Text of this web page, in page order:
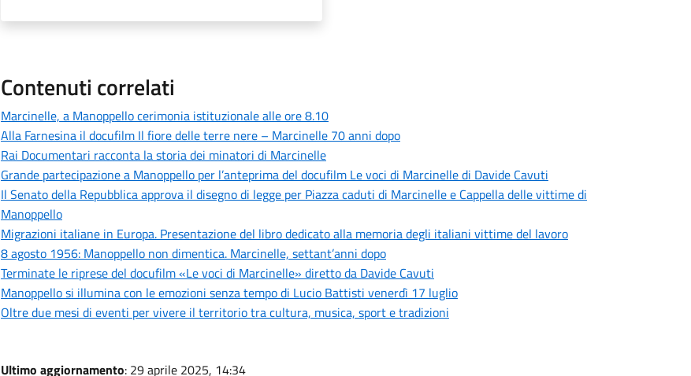
Contenuti correlati
Marcinelle, a Manoppello cerimonia istituzionale alle ore 8.10
Alla Farnesina il docufilm Il fiore delle terre nere – Marcinelle 70 anni dopo
Rai Documentari racconta la storia dei minatori di Marcinelle
Grande partecipazione a Manoppello per l’anteprima del docufilm Le voci di Marcinelle di Davide Cavuti
Il Senato della Repubblica approva il disegno di legge per Piazza caduti di Marcinelle e Cappella delle vittime di
Manoppello
Migrazioni italiane in Europa. Presentazione del libro dedicato alla memoria degli italiani vittime del lavoro
8 agosto 1956: Manoppello non dimentica. Marcinelle, settant’anni dopo
Terminate le riprese del docufilm «Le voci di Marcinelle» diretto da Davide Cavuti
Manoppello si illumina con le emozioni senza tempo di Lucio Battisti venerdì 17 luglio
Oltre due mesi di eventi per vivere il territorio tra cultura, musica, sport e tradizioni
Ultimo aggiornamento: 29 aprile 2025, 14:34